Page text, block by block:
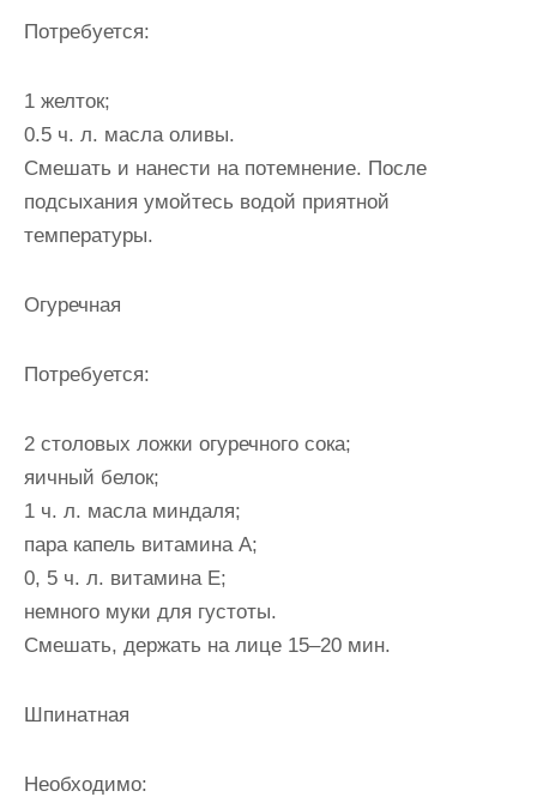
Потребуется:
1 желток;
0.5 ч. л. масла оливы.
Смешать и нанести на потемнение. После
подсыхания умойтесь водой приятной
температуры.
Огуречная
Потребуется:
2 столовых ложки огуречного сока;
яичный белок;
1 ч. л. масла миндаля;
пара капель витамина А;
0, 5 ч. л. витамина Е;
немного муки для густоты.
Смешать, держать на лице 15–20 мин.
Шпинатная
Необходимо: